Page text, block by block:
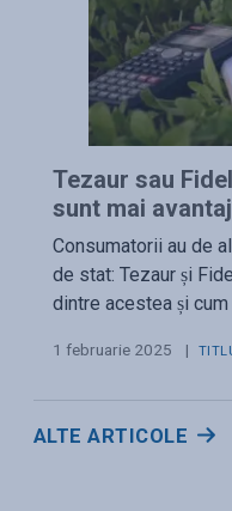
Tezaur sau
sunt mai
Consumatorii au de
de stat: Tezaur și
dintre acestea și cum
1 februarie 2025 |
ALTE ARTICOLE